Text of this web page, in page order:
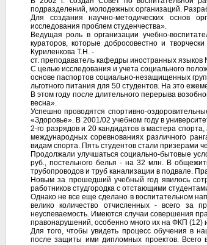
подразделений, молодежных организаций.
Для создания научно-методических основ
исследования проблем студенчества».
Ведущая роль в организации учебно-
кураторов, которые добросовестно и
Куриленкова Т.Н. -
ст. преподаватель кафедры иностранных
С целью исследования и учета социального
основе паспортов социально-незащищенных
льготного питания для 50 студентов. На это
В этом году после длительного перерыва
весна».
Успешно проводятся спортивно-
«Здоровье». В 2001/02 учебном году в
2-го разрядов и 20 кандидатов в мастера
международных соревнованиях различного
видам спорта. Пять студентов стали призерами
Продолжали улучшаться социально-бытовые
руб., постельного белья - на 32 млн. В
трубопроводов и труб канализации в подвале.
Новым за прошедший учебный год явилось
работников студгородка с отстающими
Однако не все еще сделано в воспитательном
велико количество отчисленных - всего за
неуспеваемость. Имеются случаи совершения
правонарушений, особенно много их на ФКП
Для того, чтобы увидеть процесс обучения в
после защиты ими дипломных проектов. Всего